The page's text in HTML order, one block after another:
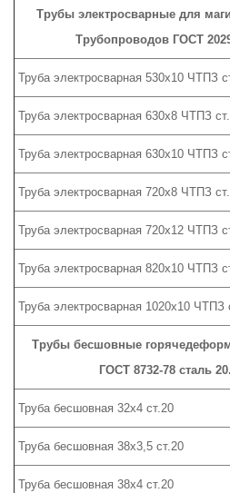
Трубы электросварные для
Трубопроводов ГОСТ
Труба электросварная 530х10 ЧТПЗ
Труба электросварная 630х8 ЧТПЗ
Труба электросварная 630х10 ЧТПЗ
Труба электросварная 720х8 ЧТПЗ
Труба электросварная 720х12 ЧТПЗ
Труба электросварная 820х10 ЧТПЗ
Труба электросварная 1020х10 ЧТПЗ
Трубы бесшовные
ГОСТ 8732-78 сталь 20.
Труба бесшовная 32х4 ст.20
Труба бесшовная 38х3,5 ст.20
Труба бесшовная 38х4 ст.20